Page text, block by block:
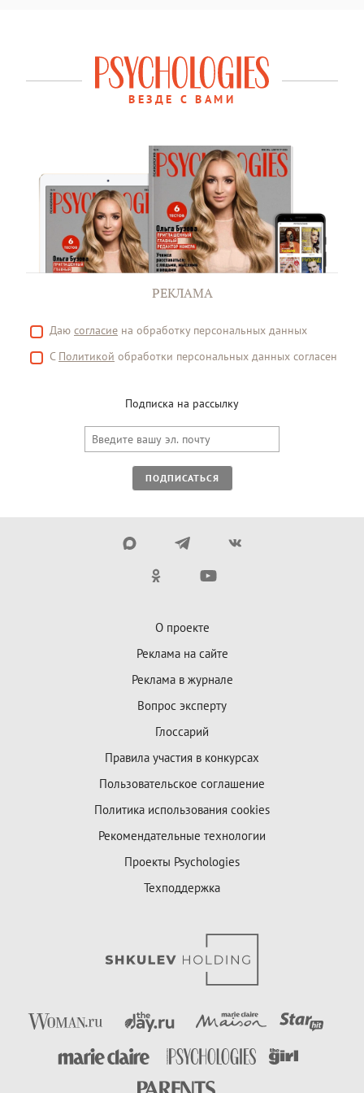
ВЕЗДЕ С ВАМИ
РЕКЛАМА
Даю согласие на обработку персональных данных
С Политикой обработки персональных данных согласен
Подписка на рассылку
ПОДПИСАТЬСЯ
О проекте
Реклама на сайте
Реклама в журнале
Вопрос эксперту
Глоссарий
Правила участия в конкурсах
Пользовательское соглашение
Политика использования cookies
Рекомендательные технологии
Проекты Psychologies
Техподдержка